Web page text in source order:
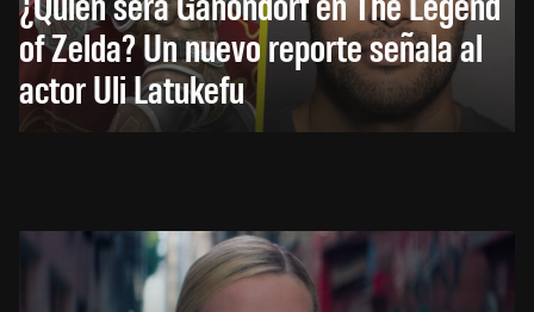
of Zelda? Un nuevo reporte señala al
actor Uli Latukefu